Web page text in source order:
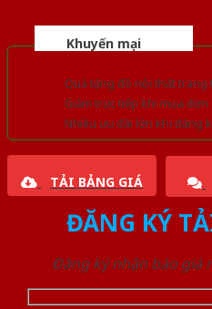
Khuyến mại
Quà tặng đồ nội thất trang
Giảm trực tiếp khi mua
Nhiều ưu đãi lớn khi đăng
TẢI BẢNG GIÁ
ĐĂNG KÝ
Đăng ký nhận báo giá